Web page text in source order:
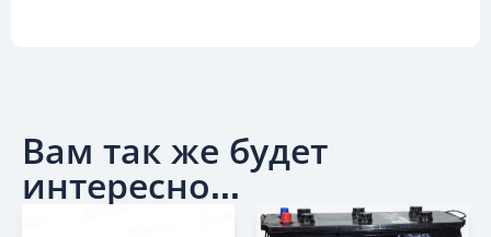
Вам так же будет
интересно...